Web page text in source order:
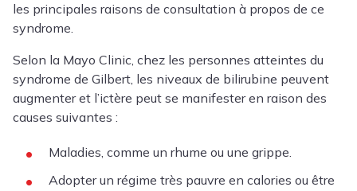
les principales raisons de consultation à propos de ce
syndrome.
Selon la Mayo Clinic, chez les personnes atteintes du
syndrome de Gilbert, les niveaux de bilirubine peuvent
augmenter et l’ictère peut se manifester en raison des
causes suivantes :
Maladies, comme un rhume ou une grippe.
Adopter un régime très pauvre en calories ou être